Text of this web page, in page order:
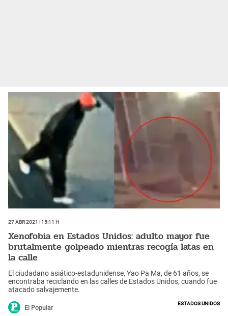
27 Abr 2021 | 15:11 h
Xenofobia en Estados Unidos: adulto mayor fue
brutalmente golpeado mientras recogía latas en
la calle
El ciudadano asiático-estadunidense, Yao Pa Ma, de 61 años, se
encontraba reciclando en las calles de Estados Unidos, cuando fue
atacado salvajemente.
El Popular
Estados Unidos